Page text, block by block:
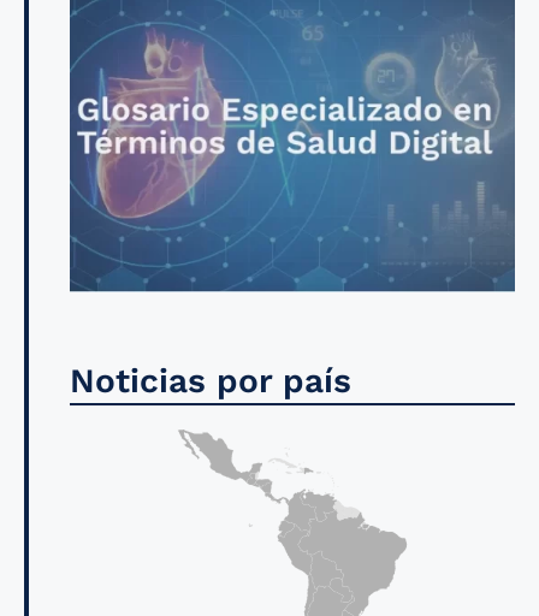
Noticias por país